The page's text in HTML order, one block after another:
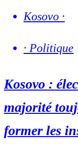
Kosovo ·
· Politique
Kosovo :
majorité
former les